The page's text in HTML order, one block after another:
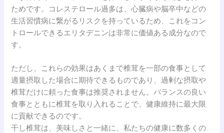
ためです。コレステロール過多は、心臓病や脳卒中などの
生活習慣病に繋がるリスクを持っているため、これをコン
トロールできるエリタデニンは非常に価値ある成分なので
す。
ただし、これらの効果はあくまで椎茸を一部の食事として
適量摂取した場合に期待できるものであり、過剰な摂取や
椎茸だけに頼った食事は推奨されません。バランスの良い
食事とともに椎茸を取り入れることで、健康維持に最大限
に貢献できるのです。
干し椎茸は、美味しさと一緒に、私たちの健康に数多くの